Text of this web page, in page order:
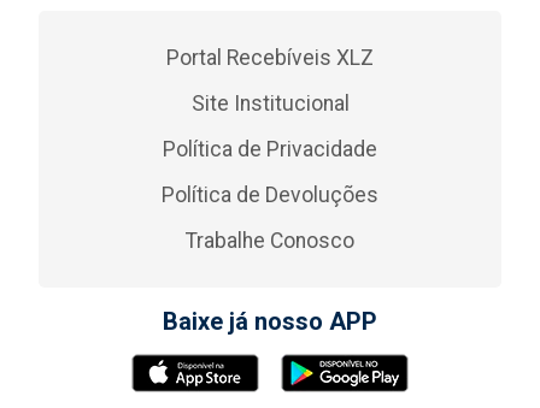
Portal Recebíveis XLZ
Site Institucional
Política de Privacidade
Política de Devoluções
Trabalhe Conosco
Baixe já nosso APP